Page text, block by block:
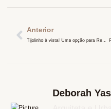
Anterior
Deborah